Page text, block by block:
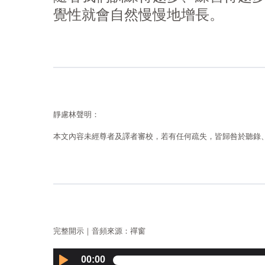
覺性就會自然慢慢地增長。
靜慮林聲明：
本文內容未經尊者及譯者審校，若有任何疏失，皆歸咎於聽錄
完整開示｜音頻來源：禪窗
Audio00:00